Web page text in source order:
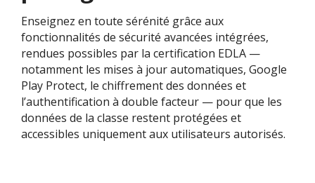
Enseignez en toute sérénité grâce aux
fonctionnalités de sécurité avancées intégrées,
rendues possibles par la certification EDLA —
notamment les mises à jour automatiques, Google
Play Protect, le chiffrement des données et
l’authentification à double facteur — pour que les
données de la classe restent protégées et
accessibles uniquement aux utilisateurs autorisés.